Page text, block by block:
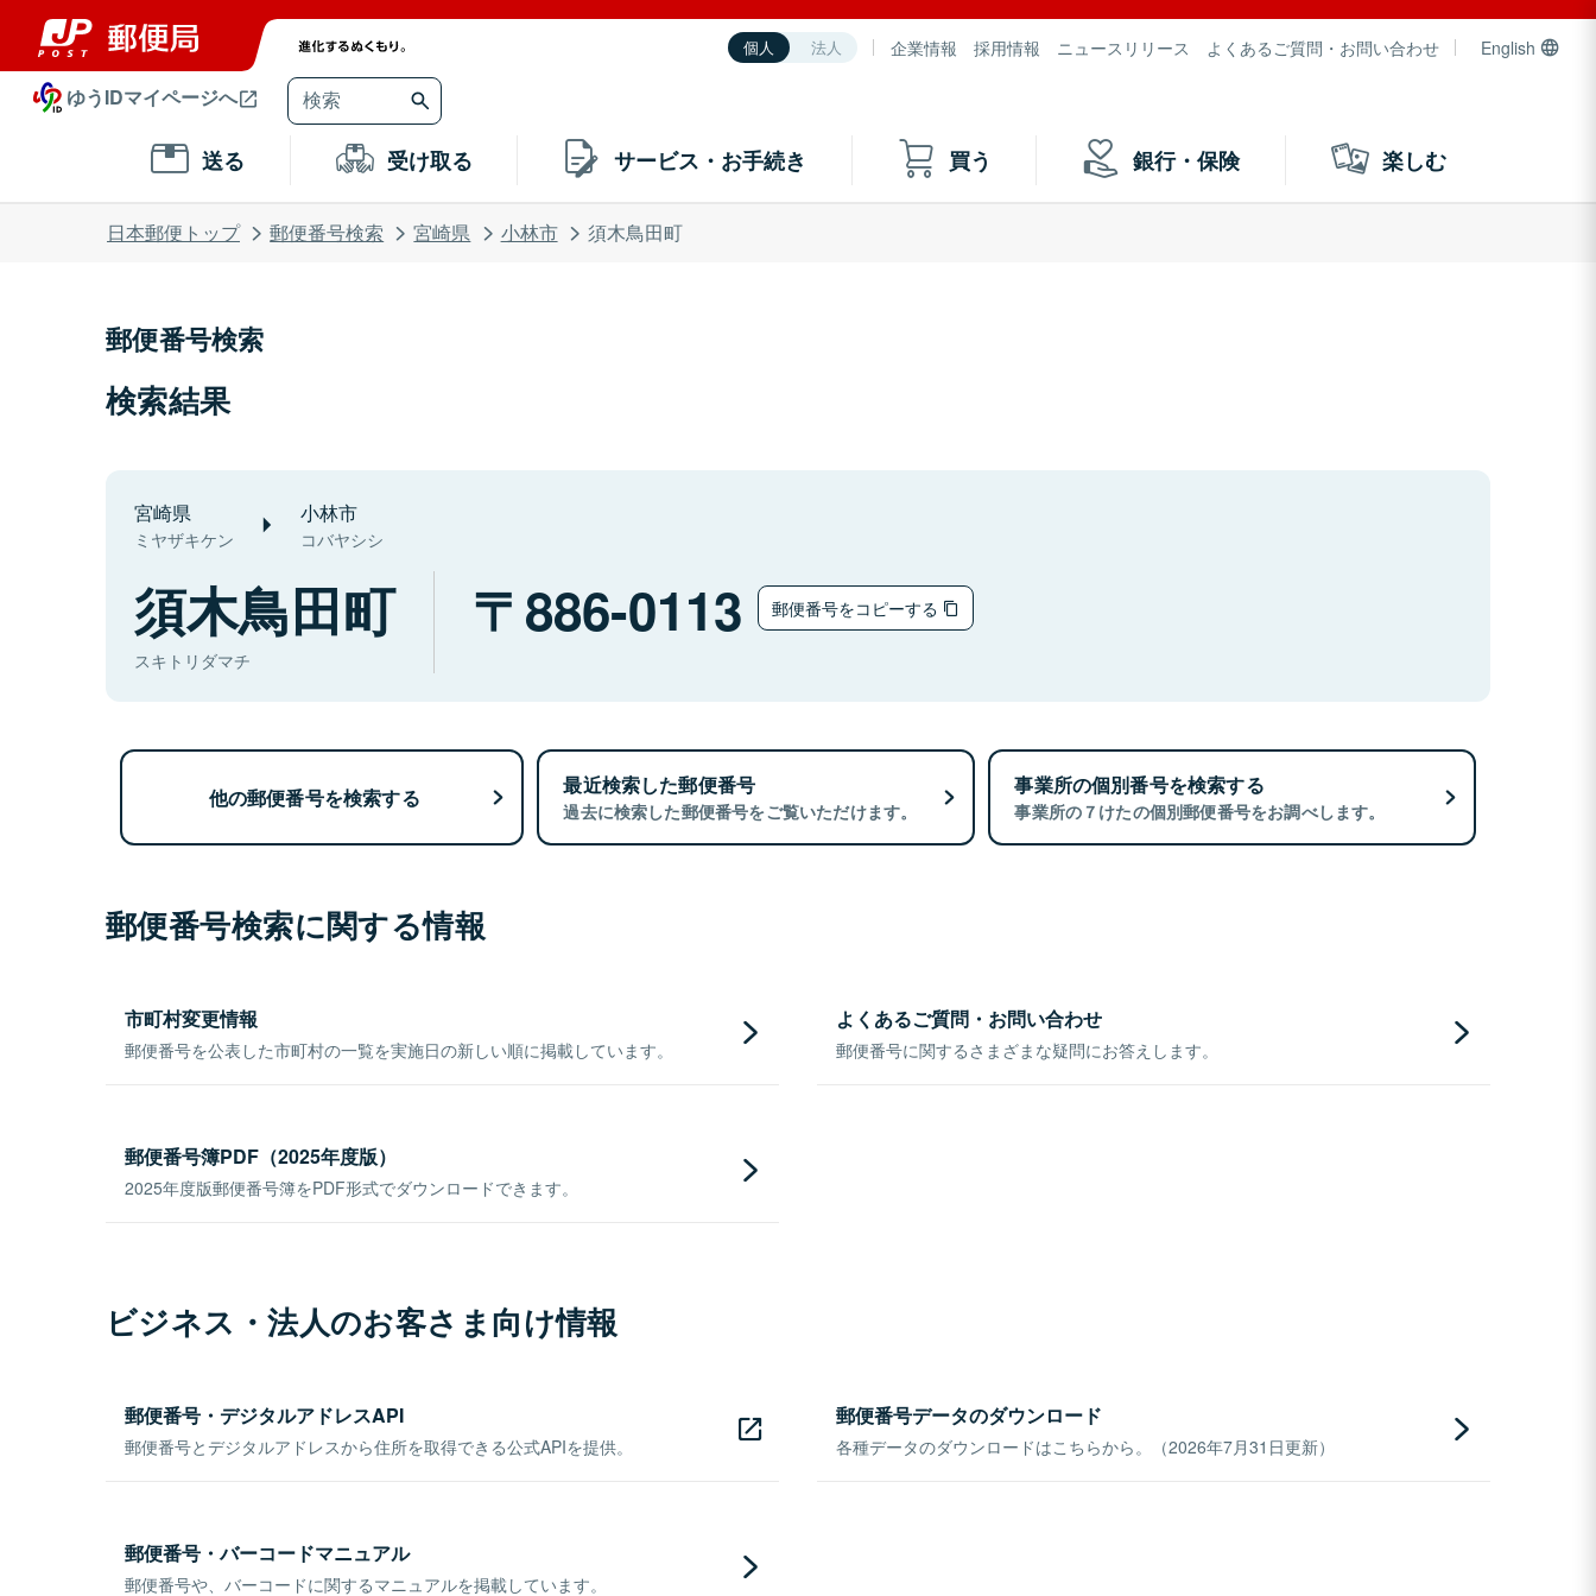
個人 法人 企業情報 採用情報 ニュースリリース よくあるご質問・お問い合わせ English
ゆうIDマイページへ
送る 受け取る サービス・お手続き 買う 銀行・保険 楽しむ
日本郵便トップ 郵便番号検索 宮崎県 小林市 須木鳥田町
郵便番号検索
検索結果
宮崎県
ミヤザキケン
小林市
コバヤシシ
須木鳥田町
スキトリダマチ
886-0113 郵便番号をコピーする
他の郵便番号を検索する 最近検索した郵便番号
過去に検索した郵便番号をご覧いただけます。
事業所の個別番号を検索する
事業所の７けたの個別郵便番号をお調べします。
郵便番号検索に関する情報
市町村変更情報
郵便番号を公表した市町村の一覧を実施日の新しい順に掲載しています。
よくあるご質問・お問い合わせ
郵便番号に関するさまざまな疑問にお答えします。
郵便番号簿PDF（2025年度版）
2025年度版郵便番号簿をPDF形式でダウンロードできます。
ビジネス・法人のお客さま向け情報
郵便番号・デジタルアドレスAPI
郵便番号とデジタルアドレスから住所を取得できる公式APIを提供。
郵便番号データのダウンロード
各種データのダウンロードはこちらから。（2026年7月31日更新）
郵便番号・バーコードマニュアル
郵便番号や、バーコードに関するマニュアルを掲載しています。